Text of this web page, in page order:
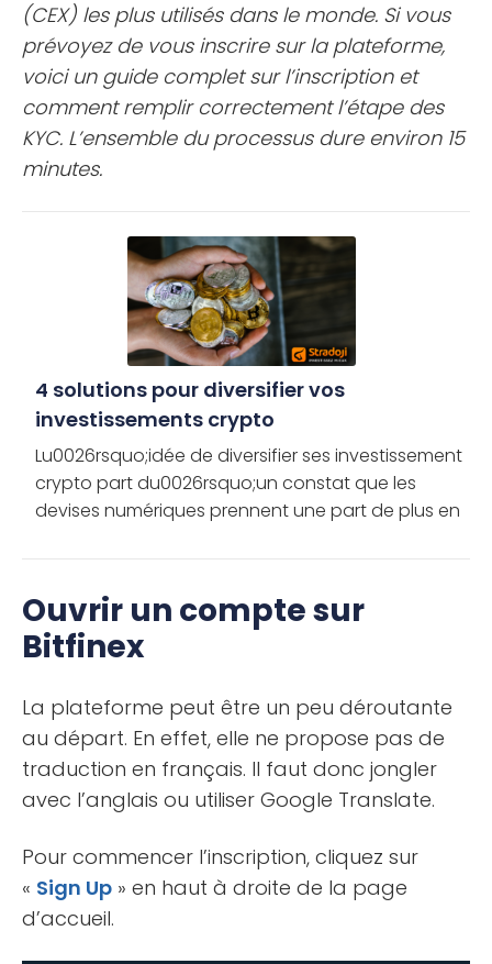
(CEX) les plus utilisés dans le monde. Si vous
prévoyez de vous inscrire sur la plateforme,
voici un guide complet sur l’inscription et
comment remplir correctement l’étape des
KYC. L’ensemble du processus dure environ 15
minutes.
4 solutions pour diversifier vos
investissements crypto
Lu0026rsquo;idée de diversifier ses investissement
crypto part du0026rsquo;un constat que les
devises numériques prennent une part de plus en
Ouvrir un compte sur
Bitfinex
La plateforme peut être un peu déroutante
au départ. En effet, elle ne propose pas de
traduction en français. Il faut donc jongler
avec l’anglais ou utiliser Google Translate.
Pour commencer l’inscription, cliquez sur
« Sign Up » en haut à droite de la page
d’accueil.